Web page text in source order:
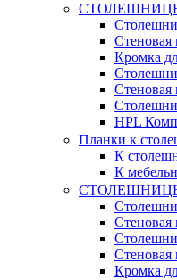
СТОЛЕШНИЦЫ
Стеновая
Кромка
Стеновая
HPL
Планки к
К
К
Стеновая
Стеновая
Кромка